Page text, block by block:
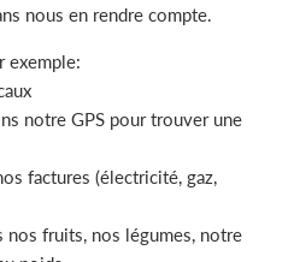
nous en rendre compte.
exemple:
notre GPS pour trouver une
factures (électricité, gaz,
nos fruits, nos légumes, notre